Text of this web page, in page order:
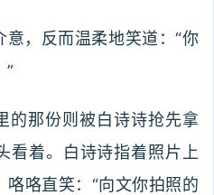
意，反而温柔地笑道：“你
”
的那份则被白诗诗抢先拿
看着。白诗诗指着照片上
咯直笑：“向文你拍照的